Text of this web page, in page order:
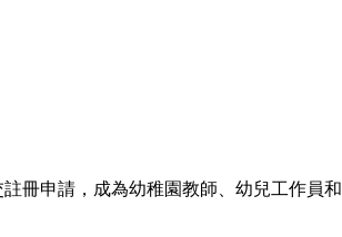
冊申請，成為幼稚園教師、幼兒工作員和